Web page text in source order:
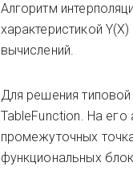
Алгоритм
характеристикой
вычислений.
Для решения типовой
TableFunction. На его
промежуточных
функциональных